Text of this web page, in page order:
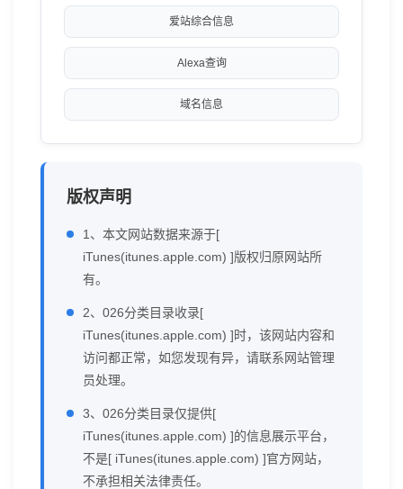
爱站综合信息
Alexa查询
域名信息
版权声明
1、本文网站数据来源于[
iTunes(itunes.apple.com) ]版权归原网站所
有。
2、026分类目录收录[
iTunes(itunes.apple.com) ]时，该网站内容和
访问都正常，如您发现有异，请联系网站管理
员处理。
3、026分类目录仅提供[
iTunes(itunes.apple.com) ]的信息展示平台，
不是[ iTunes(itunes.apple.com) ]官方网站，
不承担相关法律责任。